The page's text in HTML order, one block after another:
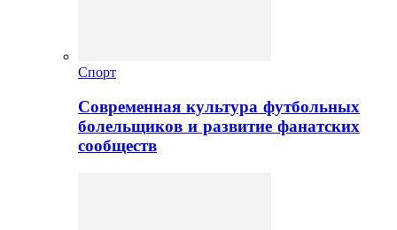
Спорт
Современная культура футбольных
болельщиков и развитие фанатских
сообществ